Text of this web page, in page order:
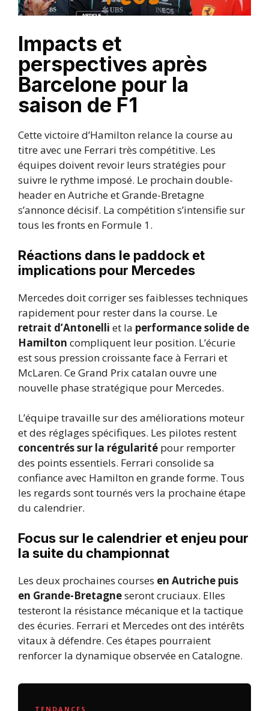
Impacts et
perspectives après
Barcelone pour la
saison de F1
Cette victoire d’Hamilton relance la course au
titre avec une Ferrari très compétitive. Les
équipes doivent revoir leurs stratégies pour
suivre le rythme imposé. Le prochain double-
header en Autriche et Grande-Bretagne
s’annonce décisif. La compétition s’intensifie sur
tous les fronts en Formule 1.
Réactions dans le paddock et
implications pour Mercedes
Mercedes doit corriger ses faiblesses techniques
rapidement pour rester dans la course. Le
retrait d’Antonelli et la performance solide de
Hamilton compliquent leur position. L’écurie
est sous pression croissante face à Ferrari et
McLaren. Ce Grand Prix catalan ouvre une
nouvelle phase stratégique pour Mercedes.
L’équipe travaille sur des améliorations moteur
et des réglages spécifiques. Les pilotes restent
concentrés sur la régularité pour remporter
des points essentiels. Ferrari consolide sa
confiance avec Hamilton en grande forme. Tous
les regards sont tournés vers la prochaine étape
du calendrier.
Focus sur le calendrier et enjeu pour
la suite du championnat
Les deux prochaines courses en Autriche puis
en Grande-Bretagneseront cruciaux. Elles
testeront la résistance mécanique et la tactique
des écuries. Ferrari et Mercedes ont des intérêts
vitaux à défendre. Ces étapes pourraient
renforcer la dynamique observée en Catalogne.
TENDANCES